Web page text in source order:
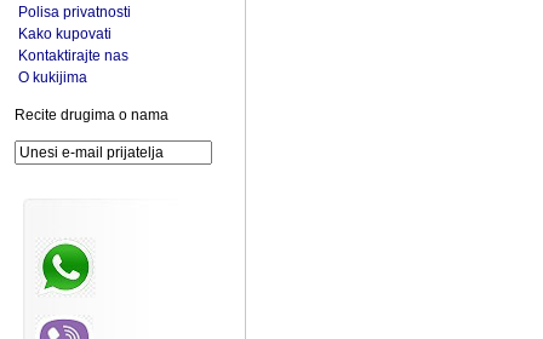
Polisa privatnosti
Kako kupovati
Kontaktirajte nas
O kukijima
Recite drugima o nama